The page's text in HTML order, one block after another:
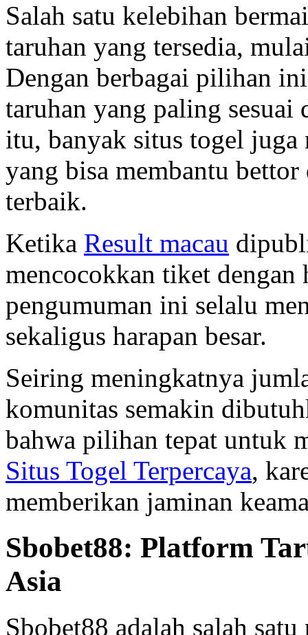
Salah satu kelebihan
taruhan yang tersedia,
Dengan berbagai pilihan
taruhan yang paling sesuai
itu, banyak situs togel
yang bisa membantu
terbaik.
Ketika Result macau
mencocokkan tiket dengan
pengumuman ini selalu
sekaligus harapan besar.
Seiring meningkatnya
komunitas semakin
bahwa pilihan tepat untuk
Situs Togel Terpercaya,
memberikan jaminan
Sbobet88: Platform
Asia
Sbobet88 adalah salah